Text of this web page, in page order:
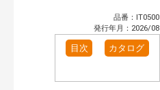
品番：IT0500
発行年月：2026/08
目次 カタログ